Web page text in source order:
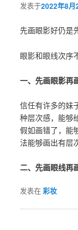
发表于2022年8月
先画眼影好仍是
眼影和眼线次序
一、先画眼影再
信任有许多的妹
种层次感，能够
假如画错了，能
法能够画出有层
二、先画眼线再
发表在彩妆